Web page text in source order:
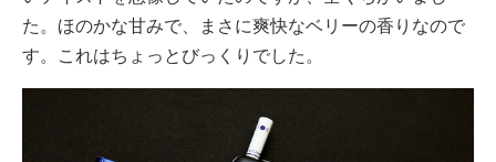
た。ほのかな甘みで、まさに爽快なベリーの香りなので
す。これはちょっとびっくりでした。